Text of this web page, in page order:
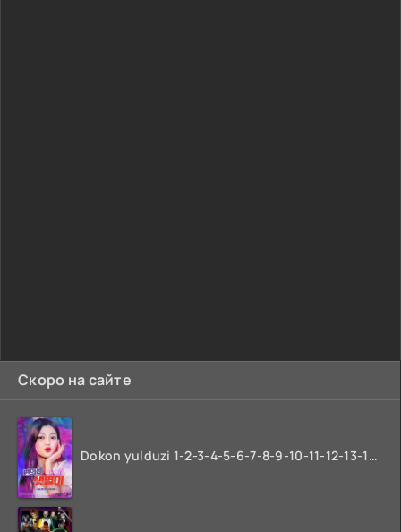
Скоро на сайте
Dokon yulduzi 1-2-3-4-5-6-7-8-9-10-11-12-13-14-15-16-17 Qism Uzbek tilida koreya seryali barcha qismlari o'zbek tilida